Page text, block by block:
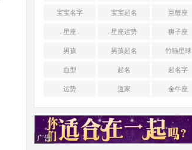
宝宝名字 宝宝起名 巨蟹座
星座 星座运势 狮子座
男孩 男孩起名 竹猫星球
血型 起名 起名字
运势 道家 金牛座
广告